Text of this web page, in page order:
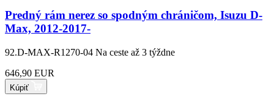
Predný rám nerez so spodným chráničom, Isuzu D-
Max, 2012-2017-
92.D-MAX-R1270-04 Na ceste až 3 týždne
646,90 EUR
Kúpiť